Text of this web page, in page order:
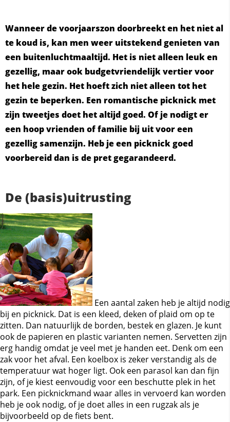
Wanneer de voorjaarszon doorbreekt en het niet al
te koud is, kan men weer uitstekend genieten van
een buitenluchtmaaltijd. Het is niet alleen leuk en
gezellig, maar ook budgetvriendelijk vertier voor
het hele gezin. Het hoeft zich niet alleen tot het
gezin te beperken. Een romantische picknick met
zijn tweetjes doet het altijd goed. Of je nodigt er
een hoop vrienden of familie bij uit voor een
gezellig samenzijn. Heb je een picknick goed
voorbereid dan is de pret gegarandeerd.
De (basis)uitrusting
Een aantal zaken heb je altijd nodig
bij en picknick. Dat is een kleed, deken of plaid om op te
zitten. Dan natuurlijk de borden, bestek en glazen. Je kunt
ook de papieren en plastic varianten nemen. Servetten zijn
erg handig omdat je veel met je handen eet. Denk om een
zak voor het afval. Een koelbox is zeker verstandig als de
temperatuur wat hoger ligt. Ook een parasol kan dan fijn
zijn, of je kiest eenvoudig voor een beschutte plek in het
park. Een picknickmand waar alles in vervoerd kan worden
heb je ook nodig, of je doet alles in een rugzak als je
bijvoorbeeld op de fiets bent.